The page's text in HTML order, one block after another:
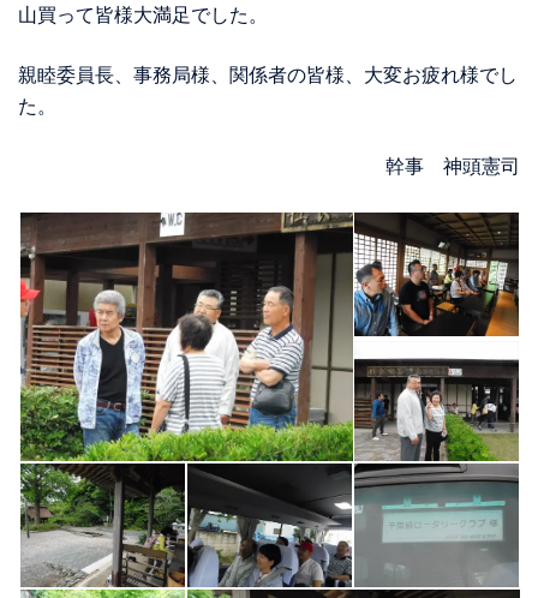
山買って皆様大満足でした。
親睦委員長、事務局様、関係者の皆様、大変お疲れ様でし
た。
幹事 神頭憲司